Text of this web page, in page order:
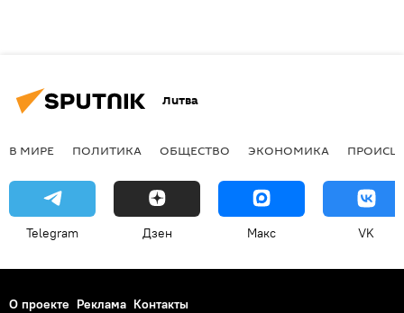
Литва
В МИРЕ ПОЛИТИКА ОБЩЕСТВО ЭКОНОМИКА
Telegram Дзен Макс VK
О проекте Реклама Контакты